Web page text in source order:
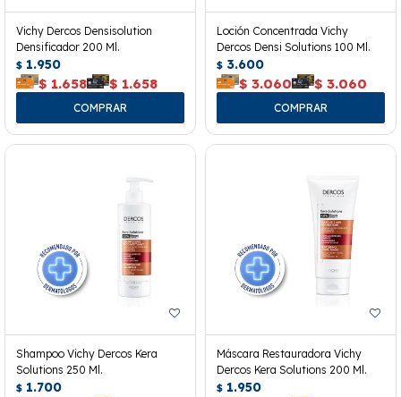
Vichy Dercos Densisolution
Densificador 200 Ml.
$ 1.950
$ 1.658 $ 1.658
Loción Concentrada Vichy
Dercos Densi Solutions 100 Ml.
$ 3.600
$ 3.060 $ 3.060
Shampoo Vichy Dercos Kera
Solutions 250 Ml.
$ 1.700
Máscara Restauradora Vichy
Dercos Kera Solutions 200 Ml.
$ 1.950